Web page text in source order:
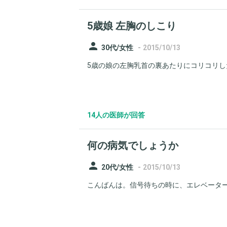
5歳娘 左胸のしこり
person 30代/女性 - 2015/10/13
5歳の娘の左胸乳首の裏あたりにコリコリ
14人の医師が回答
何の病気でしょうか
person 20代/女性 - 2015/10/13
こんばんは。信号待ちの時に、エレベータ